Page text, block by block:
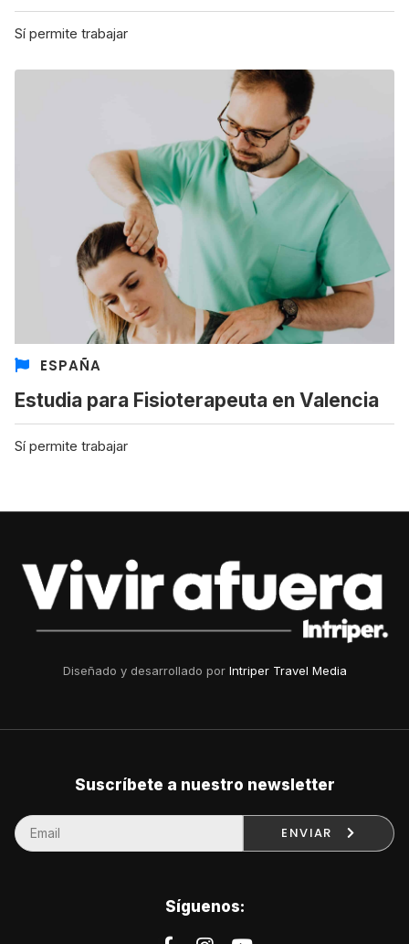
Sí permite trabajar
ESPAÑA
Estudia para Fisioterapeuta en Valencia
Sí permite trabajar
Diseñado y desarrollado por Intriper Travel Media
Suscríbete a nuestro newsletter
ENVIAR
Síguenos: